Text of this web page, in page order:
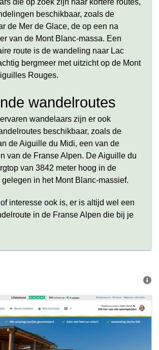
die op zoek zijn naar kortere routes,
beschikbaar, zoals de
de Mer de Glace, de op een na
van de Mont Blanc-massa. Een
route is de wandeling naar Lac
bergmeer met uitzicht op de Mont
Rouges.
wandelroutes
wandelaars zijn er ook
beschikbaar, zoals de
de Aiguille du Midi, een van de
van de Franse Alpen. De Aiguille du
van 3842 meter hoog in de
gelegen in het Mont Blanc-massief.
interesse ook is, er is altijd wel een
in de Franse Alpen die bij je